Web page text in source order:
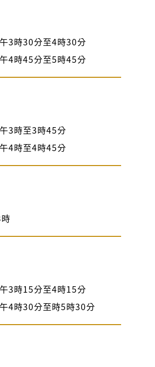
3時30分至4時30分
4時45分至5時45分
3時至3時45分
4時至4時45分
3時15分至4時15分
4時30分至時5時30分